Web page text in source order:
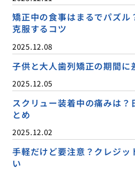
矯正中の食事はまるでパズル
克服するコツ
2025.12.08
子供と大人歯列矯正の期間に
2025.12.05
スクリュー装着中の痛みは？
とめ
2025.12.02
手軽だけど要注意？クレジッ
い